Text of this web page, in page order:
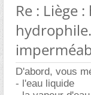
Re : Liège
D'abord, vous
- l'eau liquide